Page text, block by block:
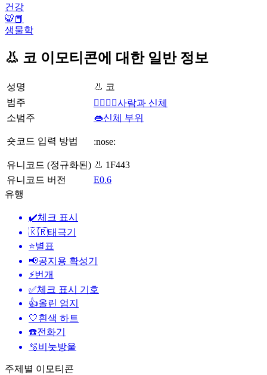
건강
🐯📕
생물학
👃 코 이모티콘에 대한 일반 정보
성명
👃 코
범주
👩‍❤️‍💋‍👨사람과 신체
소범주
👄신체 부위
숏코드 입력 방법 :nose:
유니코드 (정규화된) 👃 1F443
유니코드 버전
E0.6
유행
✔️체크 표시
🇰🇷태극기
⭐별표
📢공지용 확성기
⚡번개
✅체크 표시 기호
👍올린 엄지
🤍흰색 하트
☎️전화기
🫧비눗방울
주제별 이모티콘